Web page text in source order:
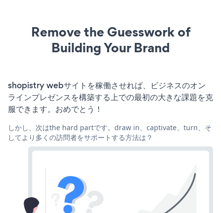
Remove the Guesswork of
Building Your Brand
shopistry webサイトを稼働させれば、ビジネスのオン
ラインプレゼンスを構築する上での最初の大きな課題を克
服できます。おめでとう！
しかし、次はthe hard partです。draw in、captivate、turn、そ
してより多くの訪問者をサポートする方法は？